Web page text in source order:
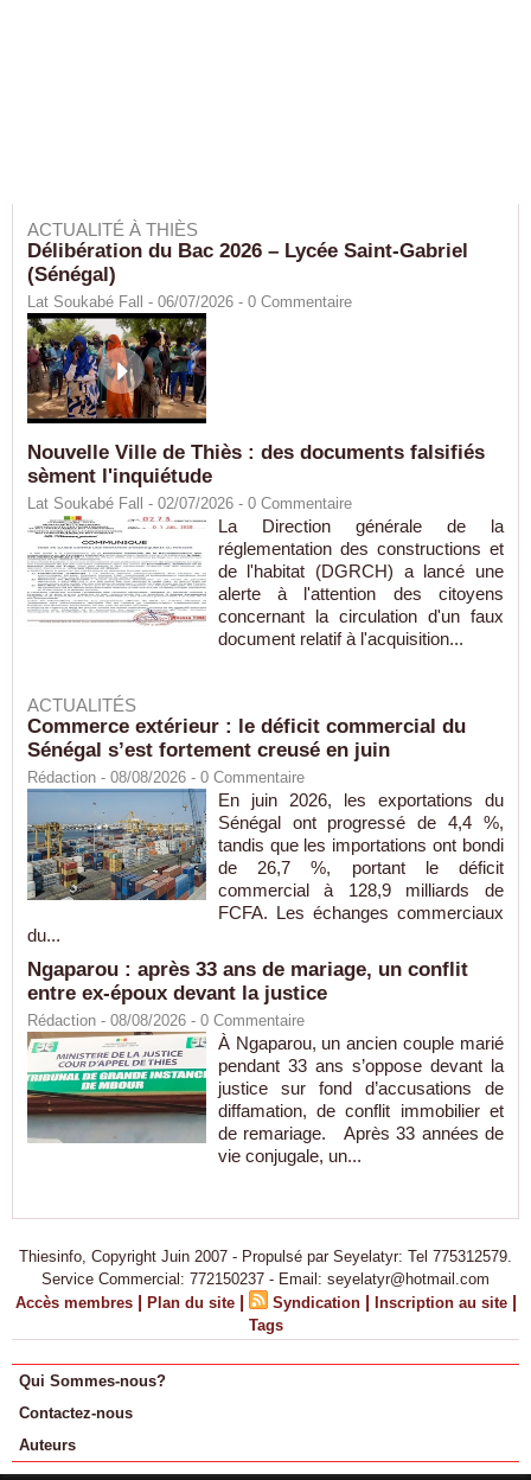
ACTUALITÉ À THIÈS
Délibération du Bac 2026 – Lycée Saint-Gabriel
(Sénégal)
Lat Soukabé Fall - 06/07/2026 - 0 Commentaire
Nouvelle Ville de Thiès : des documents falsifiés
sèment l'inquiétude
Lat Soukabé Fall - 02/07/2026 - 0 Commentaire
La Direction générale de la
réglementation des constructions et
de l'habitat (DGRCH) a lancé une
alerte à l'attention des citoyens
concernant la circulation d'un faux
document relatif à l'acquisition...
ACTUALITÉS
Commerce extérieur : le déficit commercial du
Sénégal s’est fortement creusé en juin
Rédaction - 08/08/2026 - 0 Commentaire
En juin 2026, les exportations du
Sénégal ont progressé de 4,4 %,
tandis que les importations ont bondi
de 26,7 %, portant le déficit
commercial à 128,9 milliards de
FCFA. Les échanges commerciaux
du...
Ngaparou : après 33 ans de mariage, un conflit
entre ex-époux devant la justice
Rédaction - 08/08/2026 - 0 Commentaire
À Ngaparou, un ancien couple marié
pendant 33 ans s’oppose devant la
justice sur fond d’accusations de
diffamation, de conflit immobilier et
de remariage. Après 33 années de
vie conjugale, un...
Thiesinfo, Copyright Juin 2007 - Propulsé par Seyelatyr: Tel 775312579.
Service Commercial: 772150237 - Email: seyelatyr@hotmail.com
Accès membres | Plan du site | Syndication | Inscription au site |
Tags
Qui Sommes-nous?
Contactez-nous
Auteurs